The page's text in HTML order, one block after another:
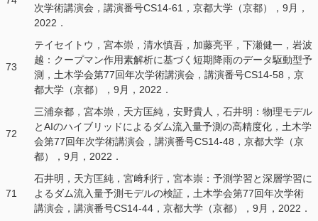
次学術講演会，講演番号CS14-61，京都大学（京都），9月，
2022．
73
テイセイトウ，宮本崇，清水慎吾，加藤亮平，下瀬健一，岩波
越：クープマン作用素解析に基づく短期降雨のデータ駆動型予
測，土木学会第77回年次学術講演会，講演番号CS14-58，京
都大学（京都），9月，2022．
72
三浦奈都，宮本崇，天方匡純，安野貴人，石井明：物理モデル
とAIのハイブリッドによるダム流入量予測の高精度化，土木学
会第77回年次学術講演会，講演番号CS14-48，京都大学（京
都），9月，2022．
71
石井明，天方匡純，宮﨑利行，宮本崇：予測学習と深層学習に
よるダム流入量予測モデルの検証，土木学会第77回年次学術
講演会，講演番号CS14-44，京都大学（京都），9月，2022．